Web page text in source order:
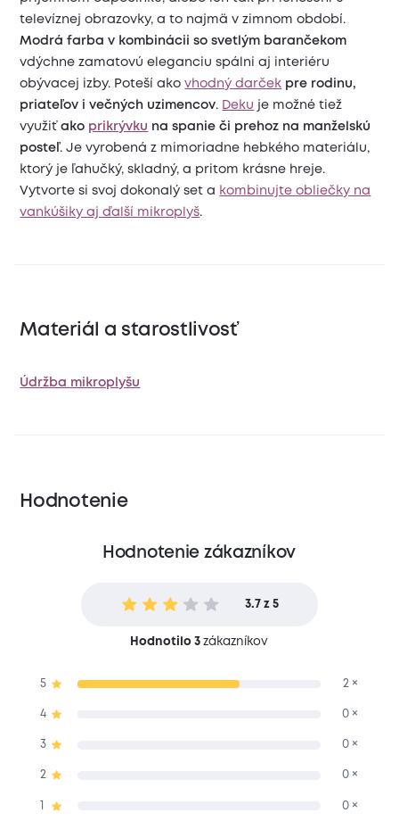
televíznej obrazovky, a to najmä v zimnom období.
Modrá farba v kombinácii so svetlým barančekom
vdýchne zamatovú eleganciu spálni aj interiéru
obývacej izby. Poteší akovhodný darček pre rodinu,
priateľov i večných uzimencov. Deku je možné tiež
využiťako prikrývku na spanie či prehoz na manželskú
posteľ. Je vyrobená z mimoriadne hebkého materiálu,
ktorý je ľahučký, skladný, a pritom krásne hreje.
Vytvorte si svoj dokonalý set a kombinujte obliečky na
vankúšiky aj ďalší mikroplyš.
Materiál a starostlivosť
Údržba mikroplyšu
Hodnotenie
Hodnotenie zákazníkov
3.7 z 5
Hodnotilo 3 zákazníkov
5 2 ×
4 0 ×
3 0 ×
2 0 ×
0 ×